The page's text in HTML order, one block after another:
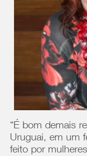
“É bom demais
Uruguai, em um
feito por